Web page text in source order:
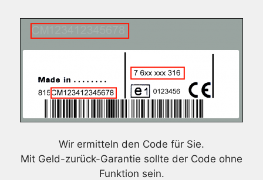
Wir ermitteln den Code für Sie.
Mit Geld-zurück-Garantie sollte der Code ohne
Funktion sein.